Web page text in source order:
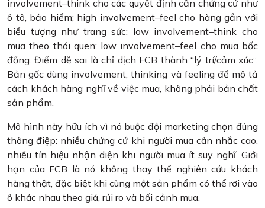
involvement–think cho các quyết định cần chứng cứ như
ô tô, bảo hiểm; high involvement–feel cho hàng gắn với
biểu tượng như trang sức; low involvement–think cho
mua theo thói quen; low involvement–feel cho mua bốc
đồng. Điểm dễ sai là chỉ dịch FCB thành “lý trí/cảm xúc”.
Bản gốc dùng involvement, thinking và feeling để mô tả
cách khách hàng nghĩ về việc mua, không phải bản chất
sản phẩm.
Mô hình này hữu ích vì nó buộc đội marketing chọn đúng
thông điệp: nhiều chứng cứ khi người mua cân nhắc cao,
nhiều tín hiệu nhận diện khi người mua ít suy nghĩ. Giới
hạn của FCB là nó không thay thế nghiên cứu khách
hàng thật, đặc biệt khi cùng một sản phẩm có thể rơi vào
ô khác nhau theo giá, rủi ro và bối cảnh mua.